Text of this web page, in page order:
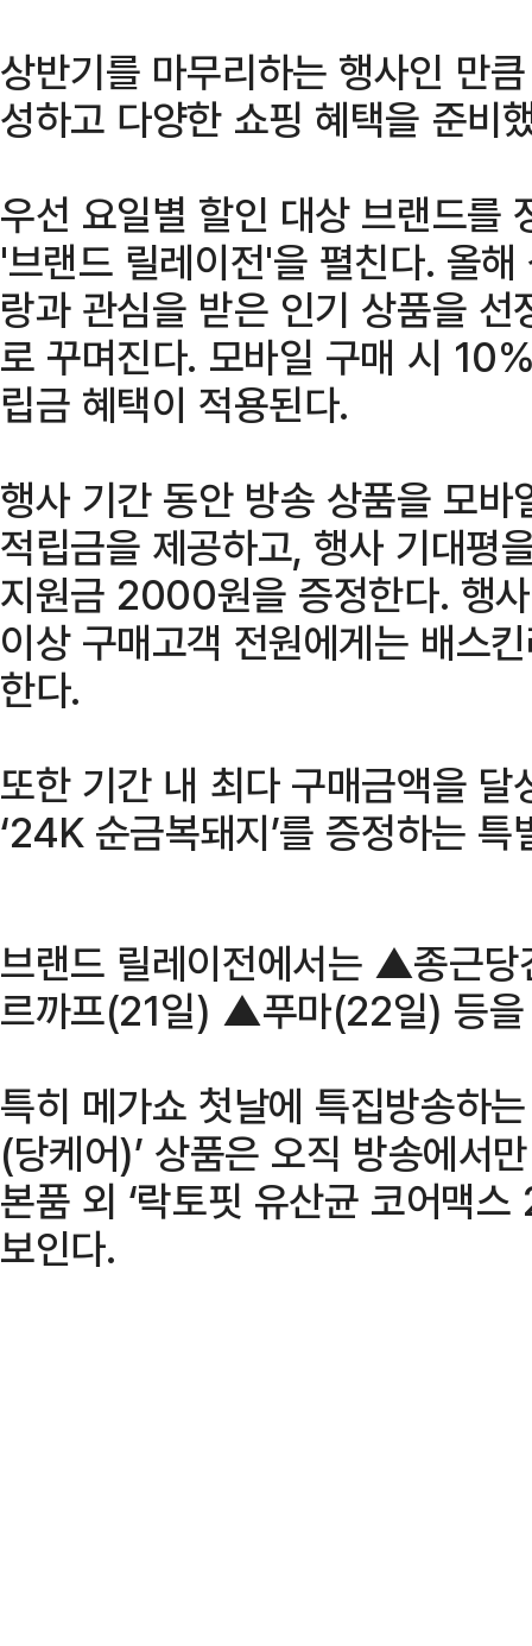
상반기를 마무리하는 행사인 만
성하고 다양한 쇼핑 혜택을 준비
우선 요일별 할인 대상 브랜드를
'브랜드 릴레이전'을 펼친다. 올
랑과 관심을 받은 인기 상품을
로 꾸며진다. 모바일 구매 시
립금 혜택이 적용된다.
행사 기간 동안 방송 상품을 모
적립금을 제공하고, 행사 기대평
지원금 2000원을 증정한다. 행
이상 구매고객 전원에게는 배스
한다.
또한 기간 내 최다 구매금액을
‘24K 순금복돼지’를 증정하는
브랜드 릴레이전에서는 ▲종근
르까프(21일) ▲푸마(22일) 등을
특히 메가쇼 첫날에 특집방송하
(당케어)’ 상품은 오직 방송에서
본품 외 ‘락토핏 유산균 코어맥
보인다.